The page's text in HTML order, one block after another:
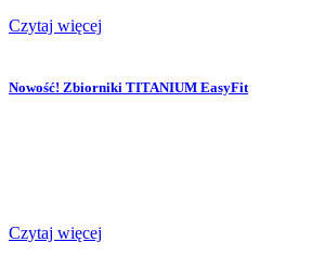
Czytaj więcej
Nowość! Zbiorniki TITANIUM EasyFit
Czytaj więcej